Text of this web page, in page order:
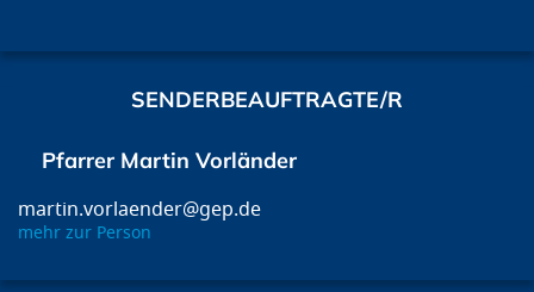
SENDERBEAUFTRAGTE/R
Pfarrer Martin Vorländer
martin.vorlaender@gep.de
mehr zur Person